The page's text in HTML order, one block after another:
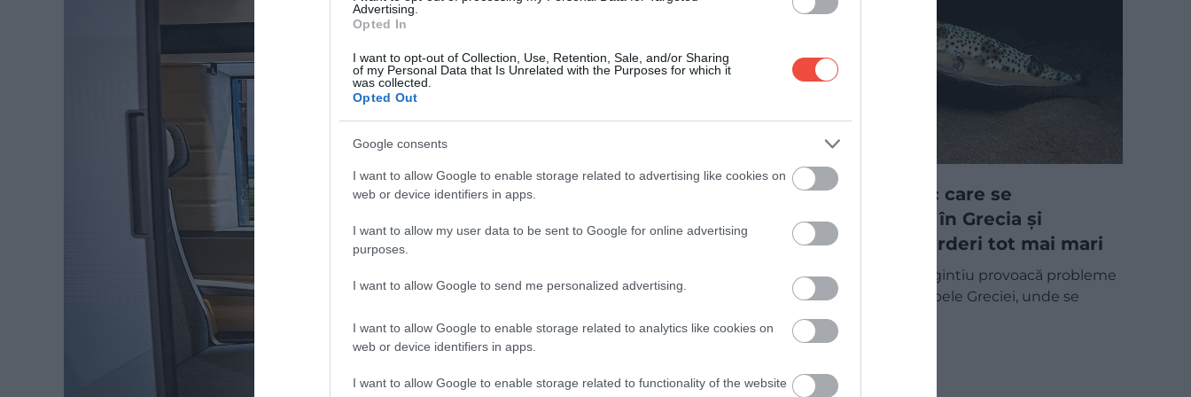
Advertising.
Opted In
I want to opt-out of Collection, Use, Retention, Sale, and/or Sharing
of my Personal Data that Is Unrelated with the Purposes for which it
was collected.
Opted Out
Google consents
I want to allow Google to enable storage related to advertising like cookies on
web or device identifiers in apps.
I want to allow my user data to be sent to Google for online advertising
purposes.
I want to allow Google to send me personalized advertising.
I want to allow Google to enable storage related to analytics like cookies on
web or device identifiers in apps.
I want to allow Google to enable storage related to functionality of the website
Peștele toxic care se
răspândește în Grecia și
provoacă pierderi tot mai mari
Peștele-balon argintiu provoacă probleme
tot mai mari în apele Greciei, unde se
răspândește ca…